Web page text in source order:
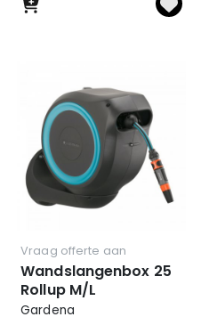
Vraag offerte aan
Wandslangenbox 25
Rollup M/L
Gardena